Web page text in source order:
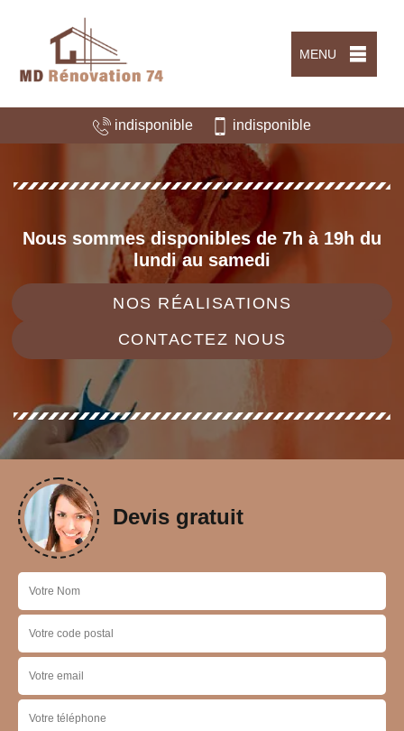
MENU
indisponible indisponible
Nous sommes disponibles de 7h à 19h du
lundi au samedi
NOS RÉALISATIONS
CONTACTEZ NOUS
Devis gratuit